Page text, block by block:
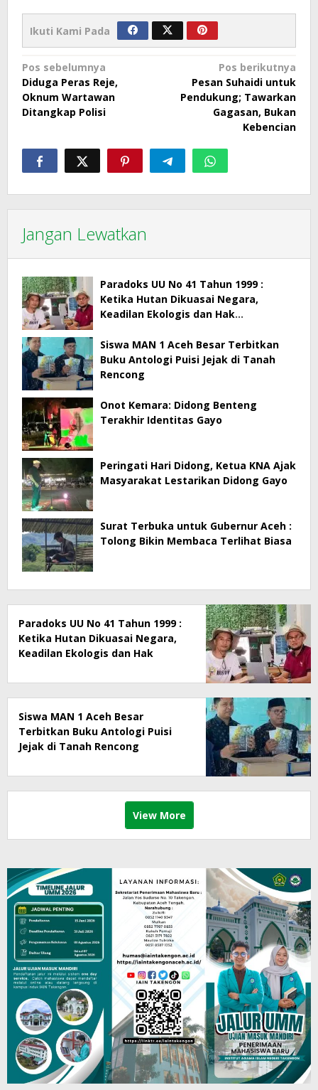
Ikuti Kami Pada
Navigasi
pos
Pos sebelumnya
Diduga Peras Reje,
Oknum Wartawan
Ditangkap Polisi
Pos berikutnya
Pesan Suhaidi untuk
Pendukung; Tawarkan
Gagasan, Bukan
Kebencian
Jangan Lewatkan
Paradoks UU No 41 Tahun 1999 :
Ketika Hutan Dikuasai Negara,
Keadilan Ekologis dan Hak
Siswa MAN 1 Aceh Besar Terbitkan
Buku Antologi Puisi Jejak di Tanah
Rencong
Onot Kemara: Didong Benteng
Terakhir Identitas Gayo
Peringati Hari Didong, Ketua KNA Ajak
Masyarakat Lestarikan Didong Gayo
Surat Terbuka untuk Gubernur Aceh :
Tolong Bikin Membaca Terlihat Biasa
Paradoks UU No 41 Tahun 1999 :
Ketika Hutan Dikuasai Negara,
Keadilan Ekologis dan Hak
Siswa MAN 1 Aceh Besar
Terbitkan Buku Antologi Puisi
Jejak di Tanah Rencong
View More